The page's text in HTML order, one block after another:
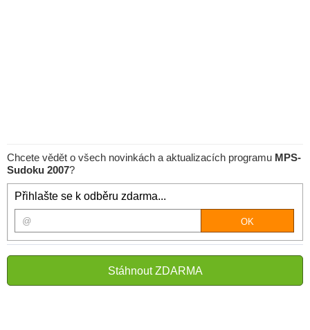
Chcete vědět o všech novinkách a aktualizacích programu MPS-
Sudoku 2007?
Přihlašte se k odběru zdarma...
Stáhnout ZDARMA